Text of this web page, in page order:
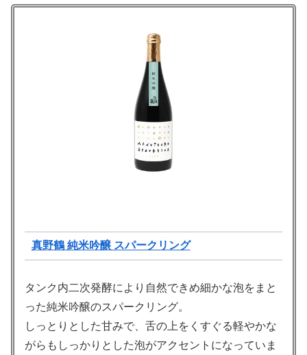
真野鶴 純米吟醸 スパークリング
タンク内二次発酵により自然できめ細かな泡をまと
った純米吟醸のスパークリング。
しっとりとした甘みで、舌の上をくすぐる軽やかな
がらもしっかりとした泡がアクセントになっていま